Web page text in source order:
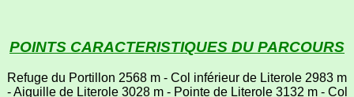
POINTS CARACTERISTIQUES DU PARCOURS
Refuge du Portillon 2568 m - Col inférieur de Literole 2983 m
- Aiguille de Literole 3028 m - Pointe de Literole 3132 m - Col